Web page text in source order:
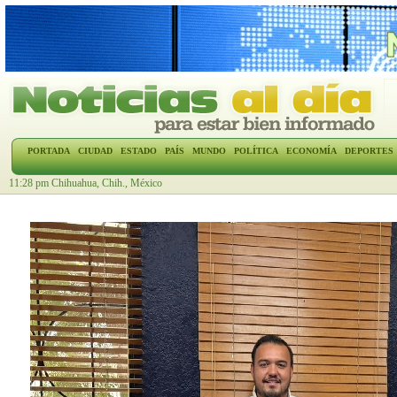
PORTADA CIUDAD ESTADO PAÍS MUNDO POLÍTICA ECONOMÍA DEPORTES
11:28 pm Chihuahua, Chih., México